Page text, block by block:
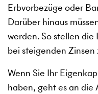
Erbvorbezüge oder
Darüber hinaus
werden. So stellen die
bei steigenden Zinsen
Wenn Sie Ihr
haben, geht es an die